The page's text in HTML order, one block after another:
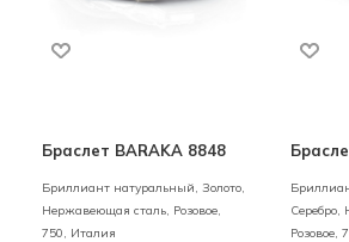
Браслет BARAKA 8848
Бриллиант натуральный, Золото,
Нержавеющая сталь, Розовое,
750, Италия
Серебро,
Розовое,